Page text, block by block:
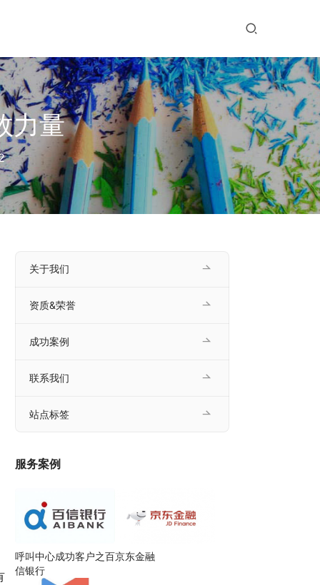
力量
关于我们
资质&荣誉
成功案例
联系我们
站点标签
服务案例
呼叫中心成功客户之百
信银行
京东金融